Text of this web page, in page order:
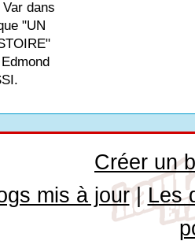
dans
"UN
Créer un
mis à jour| Les